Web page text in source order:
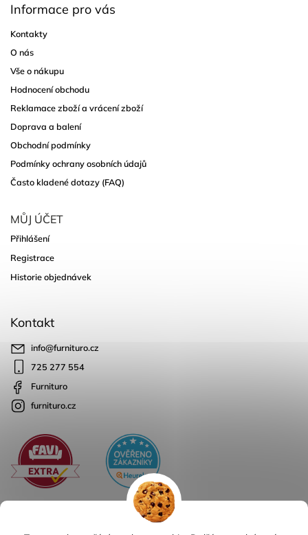
Informace pro vás
Kontakty
O nás
Vše o nákupu
Hodnocení obchodu
Reklamace zboží a vrácení zboží
Doprava a balení
Obchodní podmínky
Podmínky ochrany osobních údajů
Často kladené dotazy (FAQ)
MŮJ ÚČET
Přihlášení
Registrace
Historie objednávek
Kontakt
info@furnituro.cz
725 277 554
Furnituro
furnituro.cz